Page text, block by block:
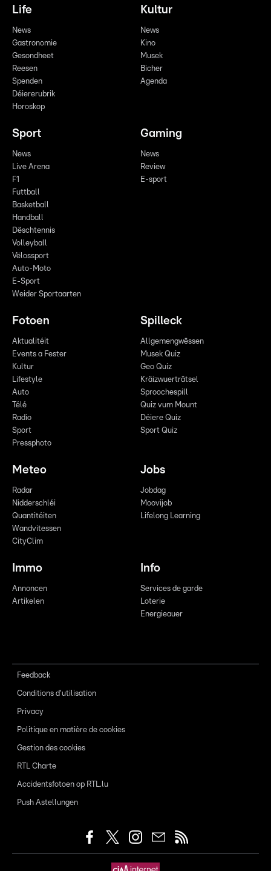
Life
News
Gastronomie
Gesondheet
Reesen
Spenden
Déiererubrik
Horoskop
Kultur
News
Kino
Musek
Bicher
Agenda
Sport
News
Live Arena
F1
Futtball
Basketball
Handball
Dëschtennis
Volleyball
Vëlossport
Auto-Moto
E-Sport
Weider Sportaarten
Gaming
News
Review
E-sport
Fotoen
Aktualitéit
Events a Fester
Kultur
Lifestyle
Auto
Télé
Radio
Sport
Pressphoto
Spilleck
Allgemengwëssen
Musek Quiz
Geo Quiz
Kräizwuerträtsel
Sproochespill
Quiz vum Mount
Déiere Quiz
Sport Quiz
Meteo
Radar
Nidderschléi
Quantitéiten
Wandvitessen
CityClim
Jobs
Jobdag
Moovijob
Lifelong Learning
Immo
Annoncen
Artikelen
Info
Services de garde
Loterie
Energieauer
Feedback
Conditions d'utilisation
Privacy
Politique en matière de cookies
Gestion des cookies
RTL Charte
Accidentsfotoen op RTL.lu
Push Astellungen